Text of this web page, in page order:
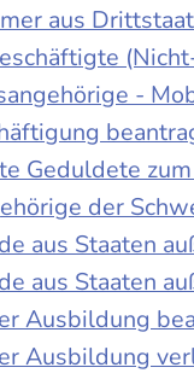
aus
-
Geduldete
der
aus Staaten
aus Staaten
Ausbildung
Ausbildung